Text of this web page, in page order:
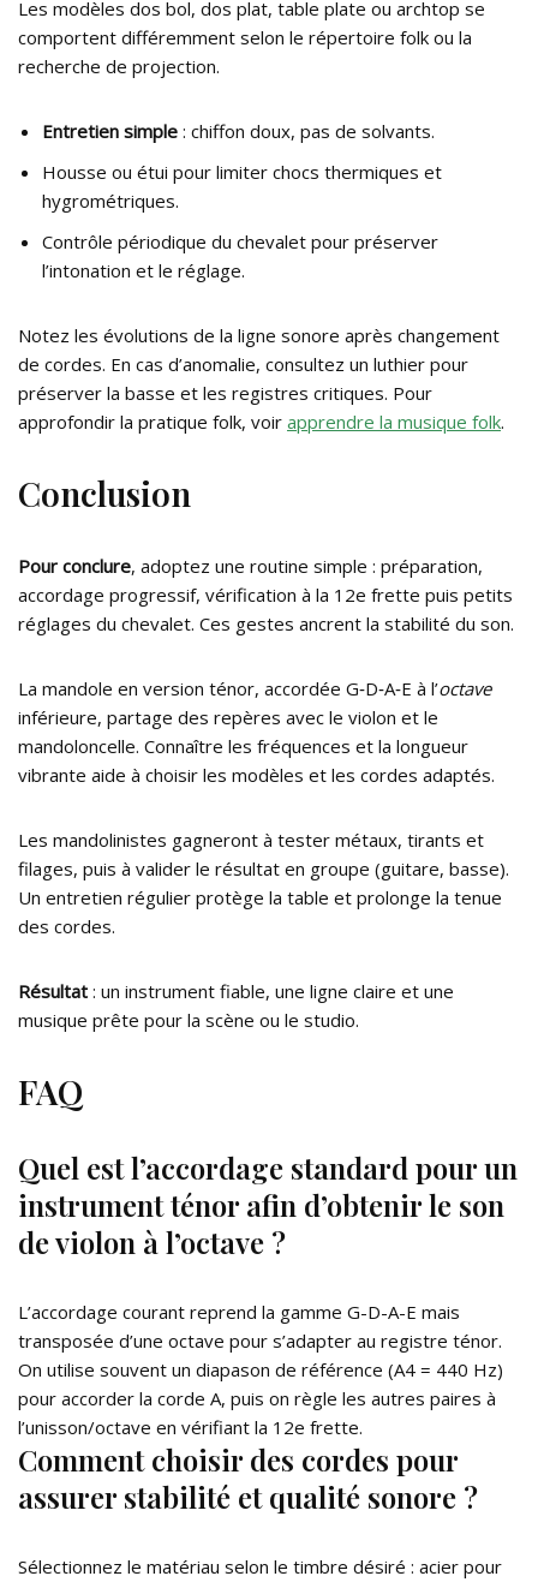
Les modèles dos bol, dos plat, table plate ou archtop se
comportent différemment selon le répertoire folk ou la
recherche de projection.
Entretien simple : chiffon doux, pas de solvants.
Housse ou étui pour limiter chocs thermiques et
hygrométriques.
Contrôle périodique du chevalet pour préserver
l’intonation et le réglage.
Notez les évolutions de la ligne sonore après changement
de cordes. En cas d’anomalie, consultez un luthier pour
préserver la basse et les registres critiques. Pour
approfondir la pratique folk, voir apprendre la musique folk.
Conclusion
Pour conclure, adoptez une routine simple : préparation,
accordage progressif, vérification à la 12e frette puis petits
réglages du chevalet. Ces gestes ancrent la stabilité du son.
La mandole en version ténor, accordée G‑D‑A‑E à l’octave
inférieure, partage des repères avec le violon et le
mandoloncelle. Connaître les fréquences et la longueur
vibrante aide à choisir les modèles et les cordes adaptés.
Les mandolinistes gagneront à tester métaux, tirants et
filages, puis à valider le résultat en groupe (guitare, basse).
Un entretien régulier protège la table et prolonge la tenue
des cordes.
Résultat : un instrument fiable, une ligne claire et une
musique prête pour la scène ou le studio.
FAQ
Quel est l’accordage standard pour un
instrument ténor afin d’obtenir le son
de violon à l’octave ?
L’accordage courant reprend la gamme G-D-A-E mais
transposée d’une octave pour s’adapter au registre ténor.
On utilise souvent un diapason de référence (A4 = 440 Hz)
pour accorder la corde A, puis on règle les autres paires à
l’unisson/octave en vérifiant la 12e frette.
Comment choisir des cordes pour
assurer stabilité et qualité sonore ?
Sélectionnez le matériau selon le timbre désiré : acier pour